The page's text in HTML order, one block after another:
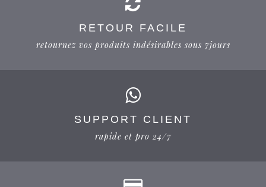
RETOUR FACILE
retournez vos produits indésirables sous 7jours
SUPPORT CLIENT
rapide et pro 24/7